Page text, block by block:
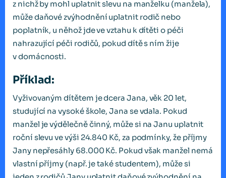
z nichž by mohl uplatnit slevu na manželku (manžela),
může daňové zvýhodnění uplatnit rodič nebo
poplatník, u něhož jde ve vztahu k dítěti o péči
nahrazující péči rodičů, pokud dítě s ním žije
v domácnosti.
Příklad:
Vyživovaným dítětem je dcera Jana, věk 20 let,
studující na vysoké škole, Jana se vdala. Pokud
manžel je výdělečně činný, může si na Janu uplatnit
roční slevu ve výši 24.840 Kč, za podmínky, že příjmy
Jany nepřesáhly 68.000 Kč. Pokud však manžel nemá
vlastní příjmy (např. je také studentem), může si